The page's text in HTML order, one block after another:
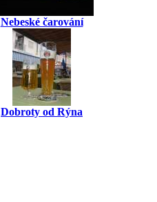
Nebeské čarování
Dobroty od Rýna